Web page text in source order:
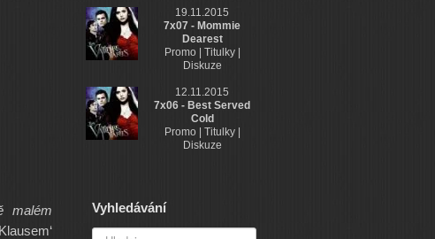
malém
19.11.2015
7x07 - Mommie
Dearest
Promo | Titulky |
Diskuze
12.11.2015
7x06 - Best Served
Cold
Promo | Titulky |
Diskuze
Vyhledávání